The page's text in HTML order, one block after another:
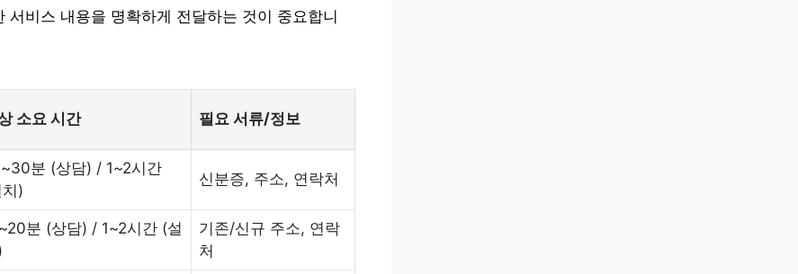
비스 내용을 명확하게 전달하는 것이 중요합니
소요 시간 필요 서류/정보
분 (상담) / 1~2시간
)
신분증, 주소, 연락처
분 (상담) / 1~2시간 (설
기존/신규 주소, 연락
처